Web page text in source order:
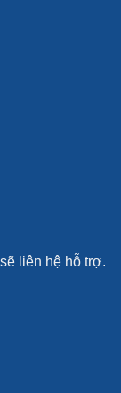
liên hệ hỗ trợ.